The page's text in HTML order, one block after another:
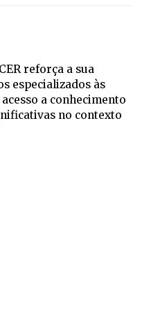
reforça a sua
especializados às
a conhecimento
no contexto